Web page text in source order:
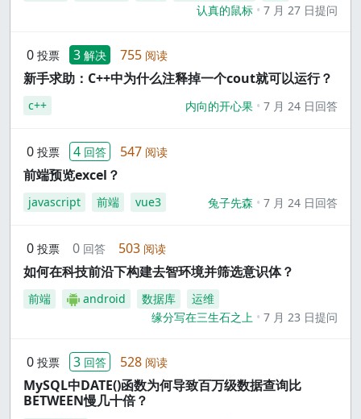
认真的鼠标
7 月 27 日提问
0 投票 3 解决 755 阅读
新手求助：C++中为什么注释掉一个cout就可以运行？
c++ 内向的开心果 7 月 24 日回答
0 投票 4 回答 547 阅读
前端预览excel？
javascript 前端 vue3 兔子先森 7 月 24 日回答
0 投票 0 回答 503 阅读
如何在科技前沿下构建去智环境并筛选意识体？
前端 android 数据库
运维
缘分写在三生石之上
7 月 23 日提问
0 投票 3 回答 528 阅读
MySQL中DATE()函数为何导致百万级数据查询比
BETWEEN慢几十倍？